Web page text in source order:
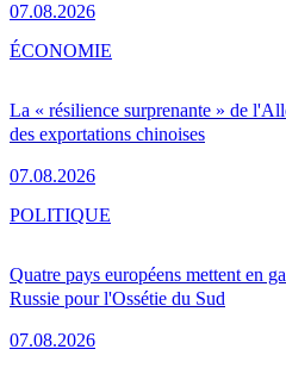
07.08.2026
La « résilience surprenante » de
des exportations chinoises
07.08.2026
ÉCONOMIE
Quatre pays européens mettent en
Russie pour l'Ossétie du Sud
07.08.2026
POLITIQUE